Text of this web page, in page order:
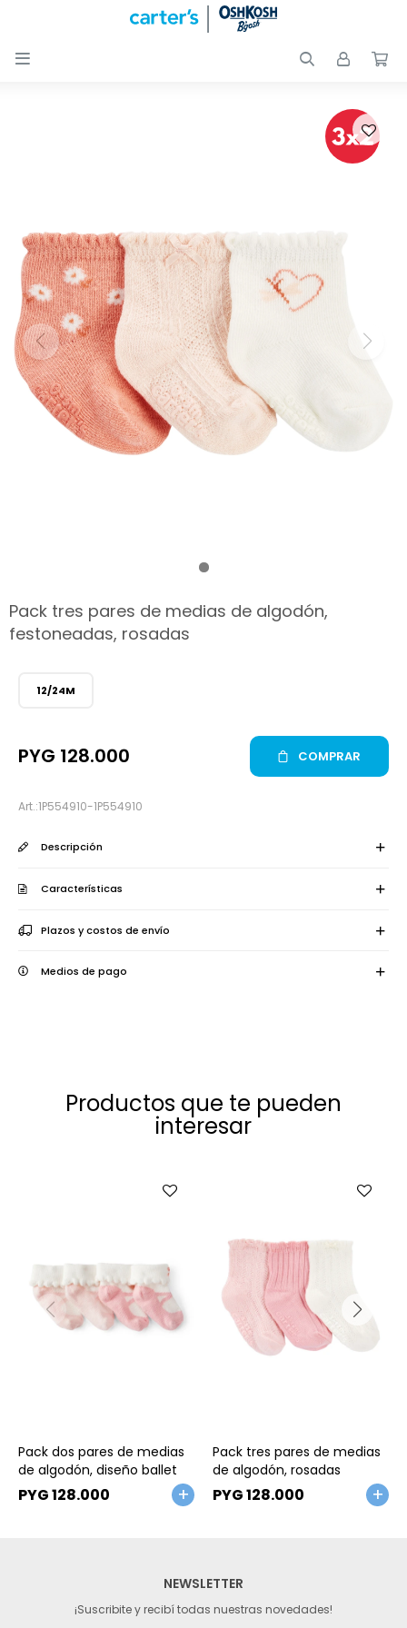

Pack tres pares de medias de algodón,
festoneadas, rosadas
1P554910-1P554910
12/24M
PYG 128.000 COMPRAR
Descripción
Características
Plazos y costos de envío
Medios de pago
Productos que te pueden
interesar
Pack dos pares de medias
de algodón, diseño ballet
PYG128.000
Pack tres pares de medias
de algodón, rosadas
PYG128.000
NEWSLETTER
¡Suscribite y recibí todas nuestras novedades!
Nuevos
Calzado
Club
Carter
´s
OUTLET
Skip-
hop